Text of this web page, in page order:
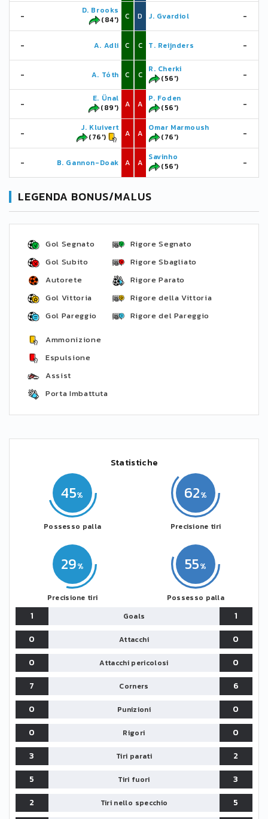
-
D. Brooks
(84')
C
- A. Adli C
- A. Tóth C
-
E. Ünal
(89')
A
-
J. Kluivert
(76')
A
- B. Gannon-Doak A
D J. Gvardiol -
C T. Reijnders -
C
R. Cherki
(56')
-
A
P. Foden
(56')
-
A
Omar Marmoush
(76')
-
A
Savinho
(56')
-
LEGENDA BONUS/MALUS
Gol Segnato
Gol Subito
Autorete
Gol Vittoria
Gol Pareggio
Rigore Segnato
Rigore Sbagliato
Rigore Parato
Rigore della Vittoria
Rigore del Pareggio
Ammonizione
Espulsione
Assist
Porta Imbattuta
Statistiche
45
Possesso palla
29
Precisione tiri
55
Possesso palla
62
Precisione tiri
1 Goals
1
0
Attacchi
0
0
Attacchi pericolosi
0
7
Corners
6
0
Punizioni
0
0
Rigori
0
3
Tiri parati
2
5
Tiri fuori
3
2
Tiri nello specchio 5